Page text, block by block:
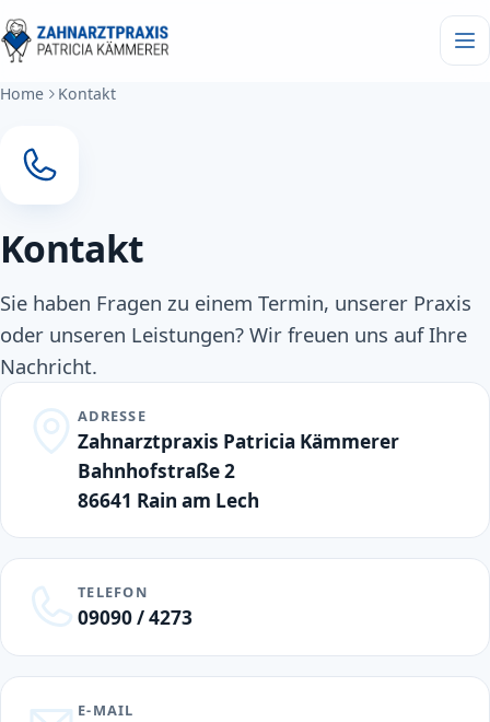
Home Kontakt
Kontakt
Sie haben Fragen zu einem Termin, unserer Praxis
oder unseren Leistungen? Wir freuen uns auf Ihre
Nachricht.
ADRESSE
Zahnarztpraxis Patricia Kämmerer
Bahnhofstraße 2
86641 Rain am Lech
TELEFON
09090 / 4273
E-MAIL